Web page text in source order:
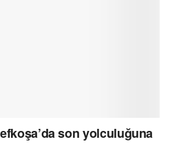
son yolculuğuna